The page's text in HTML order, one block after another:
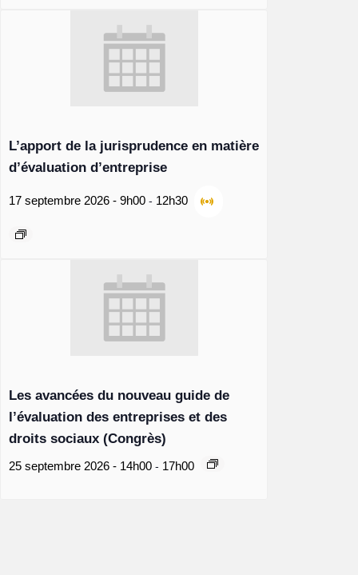
L’apport de la jurisprudence en matière
d’évaluation d’entreprise
17 septembre 2026 - 9h00 - 12h30
Les avancées du nouveau guide de
l’évaluation des entreprises et des
droits sociaux (Congrès)
25 septembre 2026 - 14h00 - 17h00